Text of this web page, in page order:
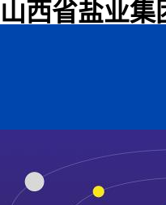
山西省盐业集